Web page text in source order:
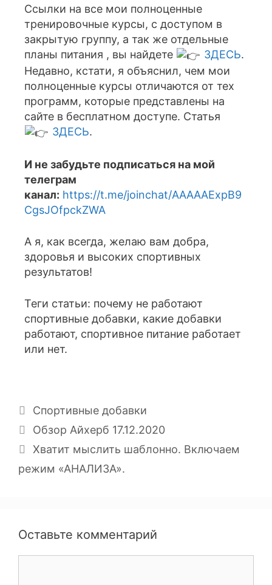
Ссылки на все мои полноценные
тренировочные курсы, с доступом в
закрытую группу, а так же отдельные
планы питания , вы найдете
ЗДЕСЬ.
Недавно, кстати, я объяснил, чем мои
полноценные курсы отличаются от тех
программ, которые представлены на
сайте в бесплатном доступе. Статья
ЗДЕСЬ.
И не забудьте подписаться на мой
телеграм
канал: https://t.me/joinchat/AAAAAExpB9
CgsJOfpckZWA
А я, как всегда, желаю вам добра,
здоровья и высоких спортивных
результатов!
Теги статьи: почему не работают
спортивные добавки, какие добавки
работают, спортивное питание работает
или нет.
Спортивные добавки
Обзор Айхерб 17.12.2020
Хватит мыслить шаблонно. Включаем
режим «АНАЛИЗА».
Оставьте комментарий